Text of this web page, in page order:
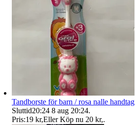
Tandborste för barn / rosa nalle handtag
Sluttid20:24 8 aug 20:24.
Pris:19 kr,Eller Köp nu 20 kr,.